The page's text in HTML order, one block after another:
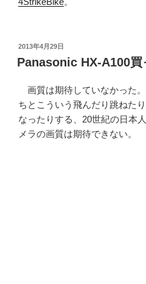
投
稿
日:
2013年4月29日
Panasonic HX-A100買
画質は期待していなかった
ちとこういう飛んだり跳ねた
なったりする、20世紀の日本
メラの画質は期待できない。